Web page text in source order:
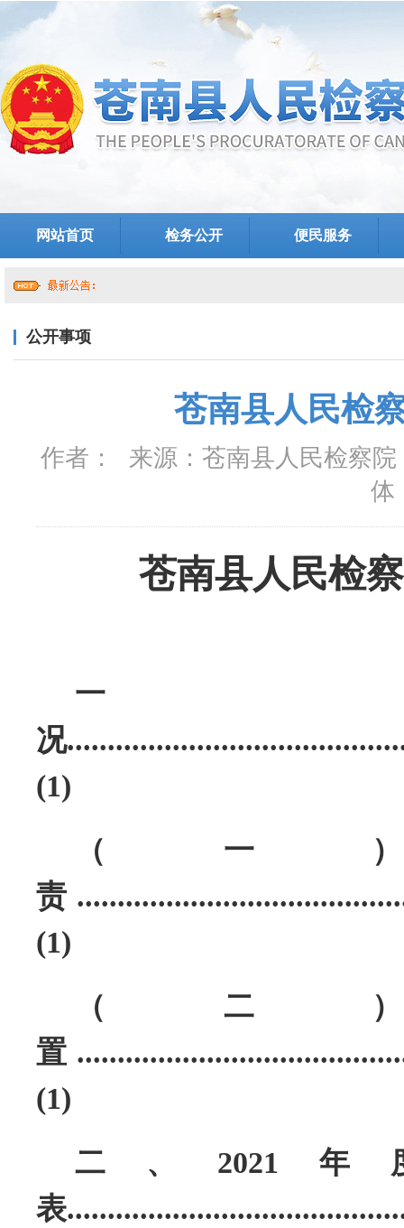
网站首页 检务公开 便民服务
公开事项
苍南县人民检
作者： 来源： 苍南县人民检察院
体
苍南县人民检
一
况
(1)
（一
责
(1)
（二
置
(1)
二、 2021
表